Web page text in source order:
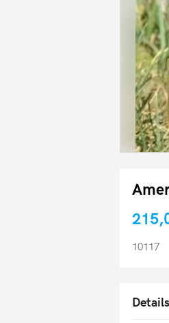
10117
Details